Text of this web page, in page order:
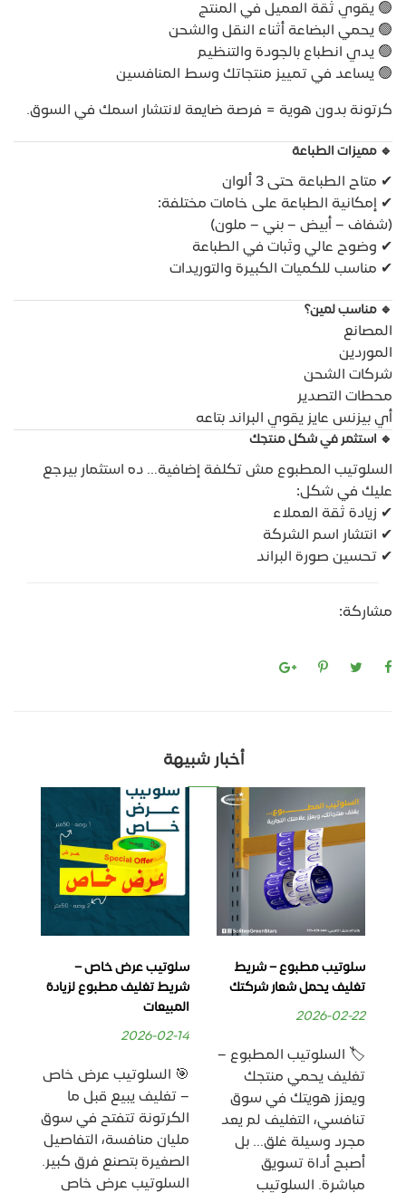
🟢 يقوي ثقة العميل في المنتج
🟢 يحمي البضاعة أثناء النقل والشحن
🟢 يدي انطباع بالجودة والتنظيم
🟢 يساعد في تمييز منتجاتك وسط المنافسين
كرتونة بدون هوية = فرصة ضايعة لانتشار اسمك في السوق.
🔹 مميزات الطباعة
✔ متاح الطباعة حتى 3 ألوان
✔ إمكانية الطباعة على خامات مختلفة:
(شفاف – أبيض – بني – ملون)
✔ وضوح عالي وثبات في الطباعة
✔ مناسب للكميات الكبيرة والتوريدات
🔹 مناسب لمين؟
المصانع
الموردين
شركات الشحن
محطات التصدير
أي بيزنس عايز يقوي البراند بتاعه
🔹 استثمر في شكل منتجك
السلوتيب المطبوع مش تكلفة إضافية… ده استثمار بيرجع
عليك في شكل:
✔ زيادة ثقة العملاء
✔ انتشار اسم الشركة
✔ تحسين صورة البراند
مشاركة:
أخبار شبيهة
سلوتيب مطبوع – شريط
تغليف يحمل شعار شركتك
2026-02-22
🏷️ السلوتيب المطبوع –
تغليف يحمي منتجك
ويعزز هويتك في سوق
تنافسي، التغليف لم يعد
مجرد وسيلة غلق… بل
أصبح أداة تسويق
مباشرة. السلوتيب
سلوتيب عرض خاص –
شريط تغليف مطبوع لزيادة
المبيعات
2026-02-14
🎯 السلوتيب عرض خاص
– تغليف يبيع قبل ما
الكرتونة تتفتح في سوق
مليان منافسة، التفاصيل
الصغيرة بتصنع فرق كبير.
السلوتيب عرض خاص